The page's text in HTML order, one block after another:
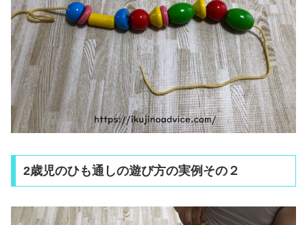
2歳児のひも通しの遊び方の実例その２